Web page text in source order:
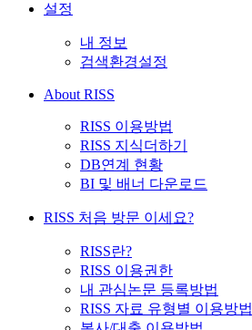
설정
내 정보
검색환경설정
About RISS
RISS 이용방법
RISS 지식더하기
DB연계 현황
BI 및 배너 다운로드
RISS 처음 방문 이세요?
RISS란?
RISS 이용권한
내 관심논문 등록방법
RISS 자료 유형별 이용방법